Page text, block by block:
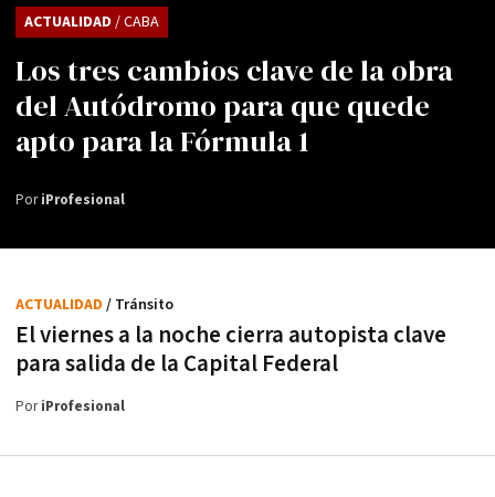
Los tres cambios clave de la obra
del Autódromo para que quede
apto para la Fórmula 1
ACTUALIDAD / CABA
PoriProfesional
El viernes a la noche cierra autopista clave
para salida de la Capital Federal
ACTUALIDAD / Tránsito
PoriProfesional